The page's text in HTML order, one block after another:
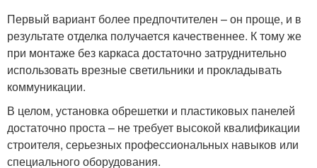
Первый вариант более предпочтителен – он проще, и в
результате отделка получается качественнее. К тому же
при монтаже без каркаса достаточно затруднительно
использовать врезные светильники и прокладывать
коммуникации.
В целом, установка обрешетки и пластиковых панелей
достаточно проста – не требует высокой квалификации
строителя, серьезных профессиональных навыков или
специального оборудования.